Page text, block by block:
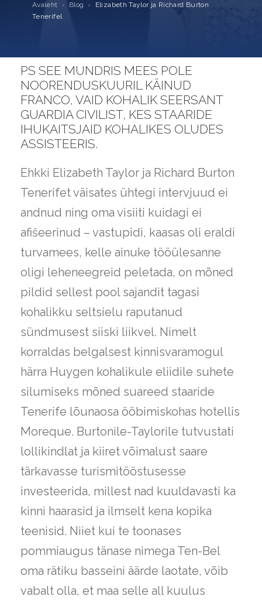
Avaleht › Blog ›
Elizabeth Taylor ja Richard Burton
Tenerifel
PS SEE MUNDRIS MEES POLE
NOORENDUSKUURIL KÄINUD
FRANCO, VAID KOHALIK SEERSANT
GUARDIA CIVILIST, KES STAARIDE
IHUKAITSJAID KOHALIKES OLUDES
ASSISTEERIS.
Ehkki Elizabeth Taylor ja Richard Burton
Tenerifet väisates ühtegi intervjuud ei
andnud ning oma visiiti kuidagi ei
afišeerinud – vastupidi, kaasas oli eraldi
turvamees, kelle ainuke tööülesanne
oligi leheneegreid peletada, on mõned
pildid sellest pool sajandit tagasi
kohalikku seltsielu raputanud
sündmusest siiski liikvel. Nimelt
korraldas belgalsest kinnisvaramogul
härra Huygen kohalikule eliidile suhete
silumiseks mõned suareed staaride
Tenerife lõunaosa ööbimiskohas hotellis
Moreque. Burtonile-Taylorile tutvustati
lollikindlat ja kiiret võimalust saare
tärkavasse turismitööstusesse
investeerida, millest nad kuuldavasti ka
kinni haarasid ja ilmselt kena kopika
teenisid. Niiet kui te toonases
pommiaugus tänase nimega Ten-Bel
oma rätiku basseini äärde laotate, võib
vabalt olla, et maa selle all kuulus